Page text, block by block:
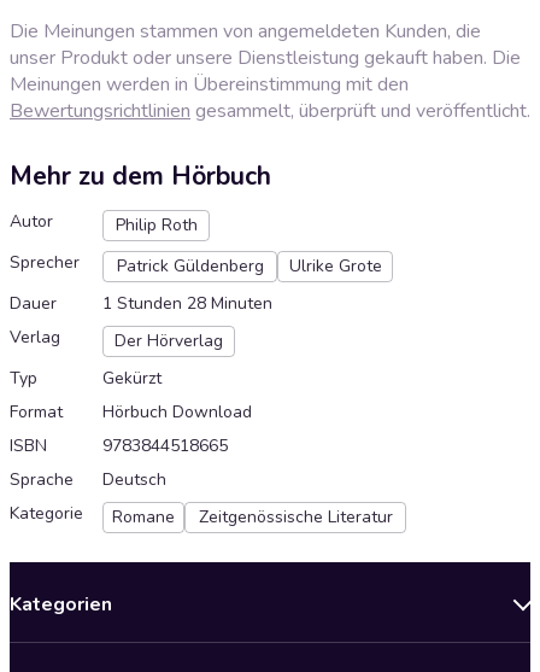
Die Meinungen stammen von angemeldeten Kunden, die
unser Produkt oder unsere Dienstleistung gekauft haben. Die
Meinungen werden in Übereinstimmung mit den
Bewertungsrichtlinien gesammelt, überprüft und veröffentlicht.
Mehr zu dem Hörbuch
Autor
Philip Roth
Sprecher
Patrick Güldenberg
Ulrike Grote
Dauer
1 Stunden 28 Minuten
Verlag
Der Hörverlag
Typ
Gekürzt
Format
Hörbuch Download
ISBN
9783844518665
Sprache
Deutsch
Kategorie
Romane Zeitgenössische Literatur
Kategorien